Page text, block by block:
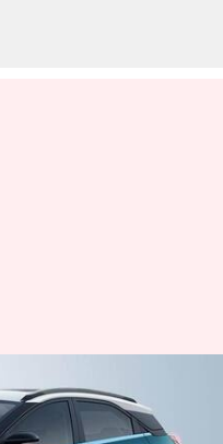
इलेक्ट्रिक SUV
नई कीमत